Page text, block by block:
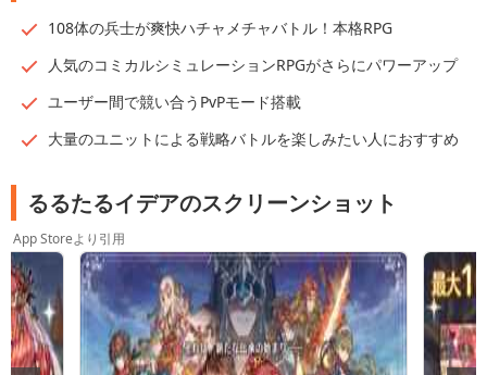
108体の兵士が爽快ハチャメチャバトル！本格RPG
人気のコミカルシミュレーションRPGがさらにパワーアップ
ユーザー間で競い合うPvPモード搭載
大量のユニットによる戦略バトルを楽しみたい人におすすめ
るるたるイデアのスクリーンショット
App Storeより引用